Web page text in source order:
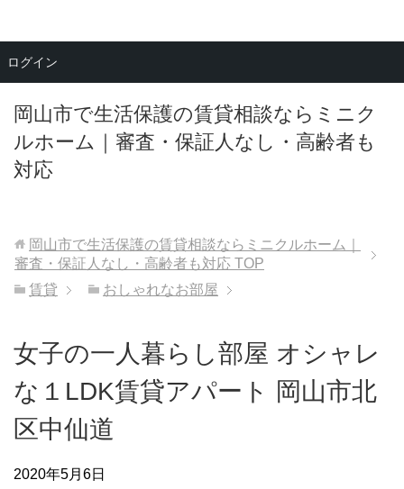
岡山市で生活保護の賃貸相談ならミニク
ルホーム｜審査・保証人なし・高齢者も
対応
メニュー
岡山市で生活保護の賃貸相談ならミニクルホーム｜
審査・保証人なし・高齢者も対応 TOP
賃貸
おしゃれなお部屋
女子の一人暮らし部屋 オシャレ
な１LDK賃貸アパート 岡山市北
区中仙道
2020年5月6日
ログイン